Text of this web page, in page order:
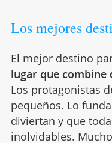
Los mejores
El mejor destino
lugar que
Los protagonistas
pequeños. Lo
diviertan y que
inolvidables.